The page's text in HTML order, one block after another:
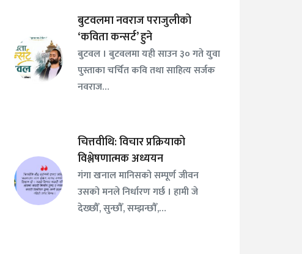
बुटवलमा नवराज पराजुलीको
‘कविता कन्सर्ट’ हुने
बुटवल । बुटवलमा यही साउन ३० गते युवा
पुस्ताका चर्चित कवि तथा साहित्य सर्जक
नवराज…
चित्तवीथि: विचार प्रक्रियाको
विश्लेषणात्मक अध्ययन
गंगा खनाल मानिसको सम्पूर्ण जीवन
उसको मनले निर्धारण गर्छ । हामी जे
देख्छौँ, सुन्छौँ, सम्झन्छौँ,…